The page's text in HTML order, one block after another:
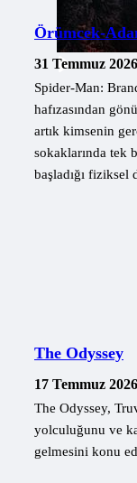
Örümcek-
31 Temmuz 2026
Spider-Man:
hafızasından
artık kimsenin
sokaklarında tek
başladığı fiziksel
The Odyssey
17 Temmuz 2026
The Odyssey,
yolculuğunu ve
gelmesini konu